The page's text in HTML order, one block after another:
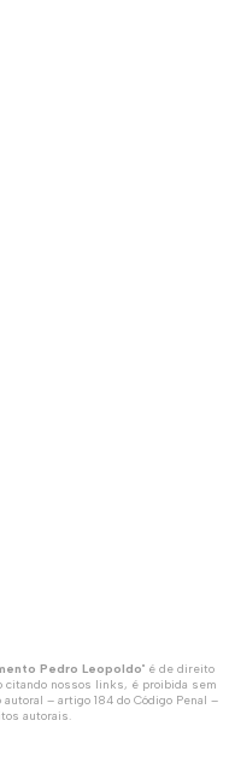
Pedro Leopoldo" é de direito
citando nossos links, é proibida sem
– artigo 184 do Código Penal –
autorais.